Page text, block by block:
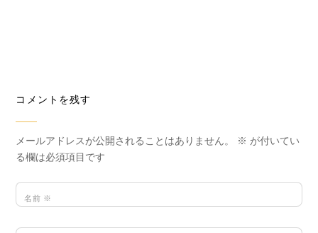
コメントを残す
メールアドレスが公開されることはありません。 ※ が付いてい
る欄は必須項目です
名前 ※